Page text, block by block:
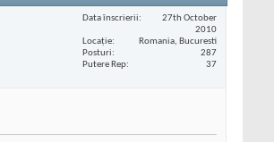
Data înscrierii
27th October
2010
Locaţie
Romania, Bucuresti
Posturi
287
Putere Rep
37